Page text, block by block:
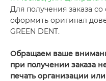
Для получения заказа
оформить оригинал
GREEN DENT.
Обращаем ваше
при получении заказа
печать организации